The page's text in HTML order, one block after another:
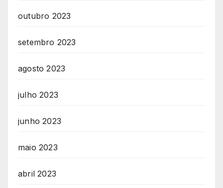
outubro 2023
setembro 2023
agosto 2023
julho 2023
junho 2023
maio 2023
abril 2023